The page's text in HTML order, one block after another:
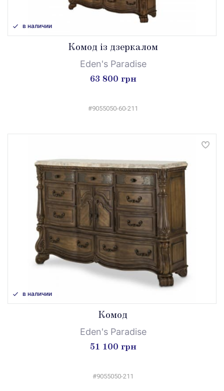
в наличии
Комод із дзеркалом
Eden's Paradise
63 800 грн
#9055050-60-211
в наличии
Комод
Eden's Paradise
51 100 грн
#9055050-211